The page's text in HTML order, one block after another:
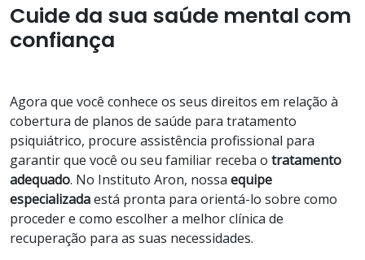
Cuide da sua saúde mental com
confiança
Agora que você conhece os seus direitos em relação à
cobertura de planos de saúde para tratamento
psiquiátrico, procure assistência profissional para
garantir que você ou seu familiar receba o tratamento
adequado. No Instituto Aron, nossa equipe
especializadaestá pronta para orientá-lo sobre como
proceder e como escolher a melhor clínica de
recuperação para as suas necessidades.